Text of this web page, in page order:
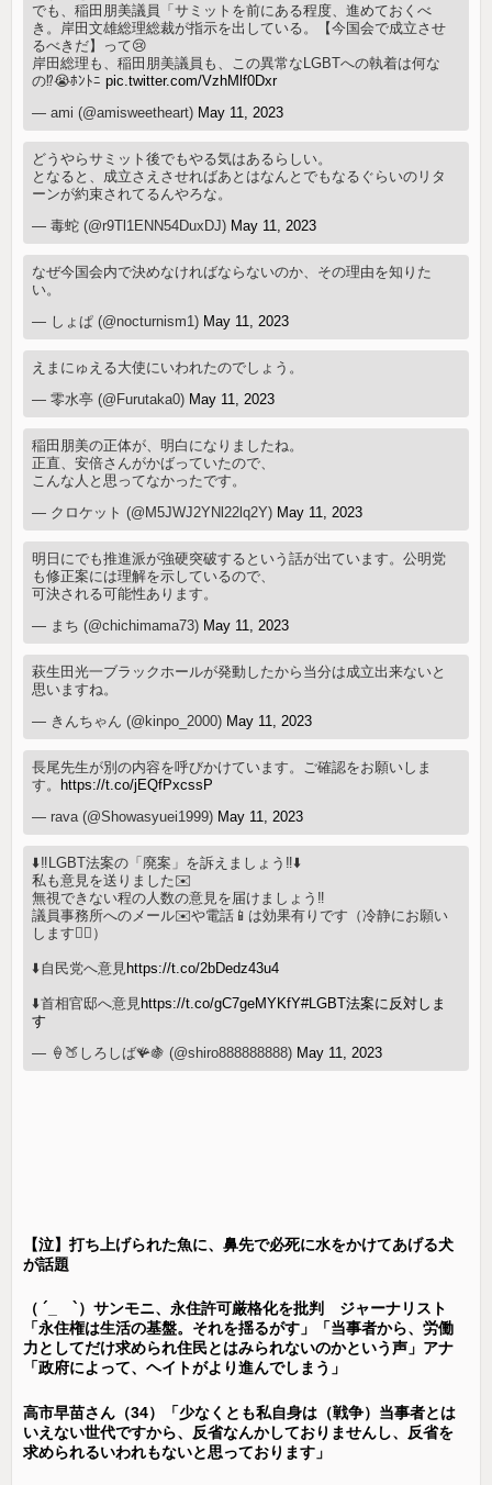
でも、稲田朋美議員「サミットを前にある程度、進めておくべ
き。岸田文雄総理総裁が指示を出している。【今国会で成立させ
るべきだ】って😢
岸田総理も、稲田朋美議員も、この異常なLGBTへの執着は何な
の⁉️😭ﾎﾝﾄﾆpic.twitter.com/VzhMlf0Dxr
— ami (@amisweetheart) May 11, 2023
どうやらサミット後でもやる気はあるらしい。
となると、成立さえさせればあとはなんとでもなるぐらいのリタ
ーンが約束されてるんやろな。
— 毒蛇 (@r9Tl1ENN54DuxDJ) May 11, 2023
なぜ今国会内で決めなければならないのか、その理由を知りた
い。
— しょぱ (@nocturnism1) May 11, 2023
えまにゅえる大使にいわれたのでしょう。
— 零水亭 (@Furutaka0) May 11, 2023
稲田朋美の正体が、明白になりましたね。
正直、安倍さんがかばっていたので、
こんな人と思ってなかったです。
— クロケット (@M5JWJ2YNl22lq2Y) May 11, 2023
明日にでも推進派が強硬突破するという話が出ています。公明党
も修正案には理解を示しているので、
可決される可能性あります。
— まち (@chichimama73) May 11, 2023
萩生田光一ブラックホールが発動したから当分は成立出来ないと
思いますね。
— きんちゃん (@kinpo_2000) May 11, 2023
長尾先生が別の内容を呼びかけています。ご確認をお願いしま
す。 https://t.co/jEQfPxcssP
— rava (@Showasyuei1999) May 11, 2023
⬇️‼️LGBT法案の「廃案」を訴えましょう‼️⬇️
私も意見を送りました✉️
無視できない程の人数の意見を届けましょう‼️
議員事務所へのメール✉️や電話📱は効果有りです（冷静にお願い
します🙇‍♀️）
⬇️自民党へ意見 https://t.co/2bDedz43u4
⬇️首相官邸へ意見 https://t.co/gC7geMYKfY#LGBT法案に反対しま
す
— 🍦🍑しろしば🪸🍇 (@shiro888888888) May 11, 2023
【泣】打ち上げられた魚に、鼻先で必死に水をかけてあげる犬
が話題
（ ´_ゝ`）サンモニ、永住許可厳格化を批判 ジャーナリスト
「永住権は生活の基盤。それを揺るがす」「当事者から、労働
力としてだけ求められ住民とはみられないのかという声」アナ
「政府によって、ヘイトがより進んでしまう」
高市早苗さん（34）「少なくとも私自身は（戦争）当事者とは
いえない世代ですから、反省なんかしておりませんし、反省を
求められるいわれもないと思っております」